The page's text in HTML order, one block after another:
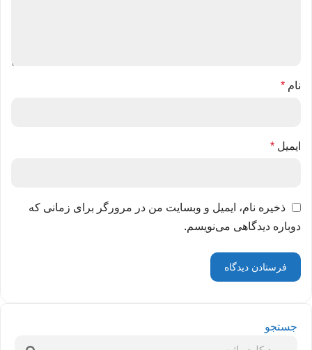
نام *
ایمیل *
ذخیره نام، ایمیل و وبسایت من در مرورگر برای زمانی که
دوباره دیدگاهی می‌نویسم.
جستجو